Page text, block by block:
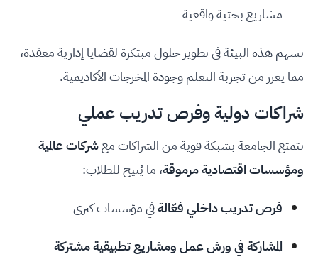
مشاريع بحثية واقعية
تسهم هذه البيئة في تطوير حلول مبتكرة لقضايا إدارية معقدة،
مما يعزز من تجربة التعلم وجودة المخرجات الأكاديمية.
شراكات دولية وفرص تدريب عملي
تتمتع الجامعة بشبكة قوية من الشراكات معشركات عالمية
ومؤسسات اقتصادية مرموقة، ما يُتيح للطلاب:
فرص تدريب داخلي فعّالةفي مؤسسات كبرى
المشاركة في ورش عمل ومشاريع تطبيقية مشتركة